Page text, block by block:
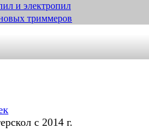
и электропил
триммеров
с 2014 г.